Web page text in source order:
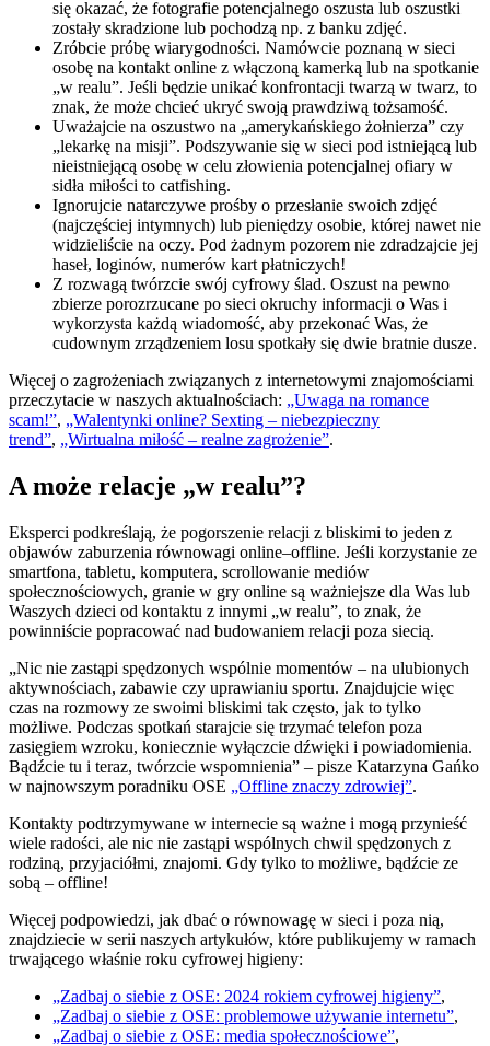
się okazać, że fotografie potencjalnego oszusta lub oszustki
zostały skradzione lub pochodzą np. z banku zdjęć.
Zróbcie próbę wiarygodności. Namówcie poznaną w sieci
osobę na kontakt online z włączoną kamerką lub na spotkanie
„w realu”. Jeśli będzie unikać konfrontacji twarzą w twarz, to
znak, że może chcieć ukryć swoją prawdziwą tożsamość.
Uważajcie na oszustwo na „amerykańskiego żołnierza” czy
„lekarkę na misji”. Podszywanie się w sieci pod istniejącą lub
nieistniejącą osobę w celu złowienia potencjalnej ofiary w
sidła miłości to catfishing.
Ignorujcie natarczywe prośby o przesłanie swoich zdjęć
(najczęściej intymnych) lub pieniędzy osobie, której nawet nie
widzieliście na oczy. Pod żadnym pozorem nie zdradzajcie jej
haseł, loginów, numerów kart płatniczych!
Z rozwagą twórzcie swój cyfrowy ślad. Oszust na pewno
zbierze porozrzucane po sieci okruchy informacji o Was i
wykorzysta każdą wiadomość, aby przekonać Was, że
cudownym zrządzeniem losu spotkały się dwie bratnie dusze.
Więcej o zagrożeniach związanych z internetowymi znajomościami
przeczytacie w naszych aktualnościach: „Uwaga na romance
scam!”, „Walentynki online? Sexting – niebezpieczny
trend”, „Wirtualna miłość – realne zagrożenie”.
A może relacje „w realu”?
Eksperci podkreślają, że pogorszenie relacji z bliskimi to jeden z
objawów zaburzenia równowagi online–offline. Jeśli korzystanie ze
smartfona, tabletu, komputera, scrollowanie mediów
społecznościowych, granie w gry online są ważniejsze dla Was lub
Waszych dzieci od kontaktu z innymi „w realu”, to znak, że
powinniście popracować nad budowaniem relacji poza siecią.
„Nic nie zastąpi spędzonych wspólnie momentów – na ulubionych
aktywnościach, zabawie czy uprawianiu sportu. Znajdujcie więc
czas na rozmowy ze swoimi bliskimi tak często, jak to tylko
możliwe. Podczas spotkań starajcie się trzymać telefon poza
zasięgiem wzroku, koniecznie wyłączcie dźwięki i powiadomienia.
Bądźcie tu i teraz, twórzcie wspomnienia” – pisze Katarzyna Gańko
w najnowszym poradniku OSE „Offline znaczy zdrowiej”.
Kontakty podtrzymywane w internecie są ważne i mogą przynieść
wiele radości, ale nic nie zastąpi wspólnych chwil spędzonych z
rodziną, przyjaciółmi, znajomi. Gdy tylko to możliwe, bądźcie ze
sobą – offline!
Więcej podpowiedzi, jak dbać o równowagę w sieci i poza nią,
znajdziecie w serii naszych artykułów, które publikujemy w ramach
trwającego właśnie roku cyfrowej higieny:
„Zadbaj o siebie z OSE: 2024 rokiem cyfrowej higieny”,
„Zadbaj o siebie z OSE: problemowe używanie internetu”,
„Zadbaj o siebie z OSE: media społecznościowe”,